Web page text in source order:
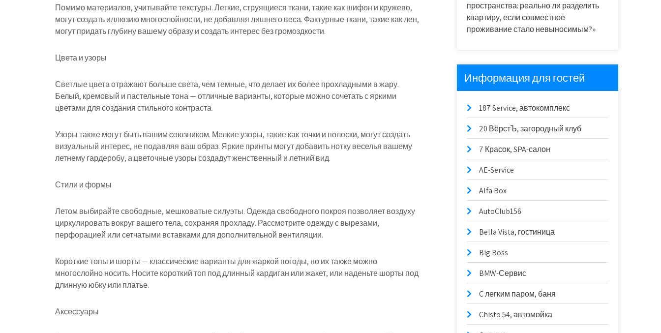
Помимо материалов, учитывайте текстуры. Легкие, струящиеся ткани, такие как шифон и кружево,
могут создать иллюзию многослойности, не добавляя лишнего веса. Фактурные ткани, такие как лен,
могут придать глубину вашему образу и создать интерес без громоздкости.
Цвета и узоры
Светлые цвета отражают больше света, чем темные, что делает их более прохладными в жару.
Белый, кремовый и пастельные тона — отличные варианты, которые можно сочетать с яркими
цветами для создания стильного контраста.
Узоры также могут быть вашим союзником. Мелкие узоры, такие как точки и полоски, могут создать
визуальный интерес, не подавляя ваш образ. Яркие принты могут добавить нотку веселья вашему
летнему гардеробу, а цветочные узоры создадут женственный и летний вид.
Стили и формы
Летом выбирайте свободные, мешковатые силуэты. Одежда свободного покроя позволяет воздуху
циркулировать вокруг вашего тела, сохраняя прохладу. Рассмотрите одежду с вырезами,
перфорацией или сетчатыми вставками для дополнительной вентиляции.
Короткие топы и шорты — классические варианты для жаркой погоды, но их также можно
многослойно носить. Носите короткий топ под длинный кардиган или жакет, или наденьте шорты под
длинную юбку или платье.
Аксессуары
пространства: реально ли разделить
квартиру, если совместное
проживание стало невыносимым?»
Информация для гостей
187 Service, автокомплекс
20 ВёрстЪ, загородный клуб
7 Красок, SPA-салон
AE-Service
Alfa Box
AutoClub156
Bella Vista, гостиница
Big Boss
BMW-Сервис
C легким паром, баня
Chisto 54, автомойка